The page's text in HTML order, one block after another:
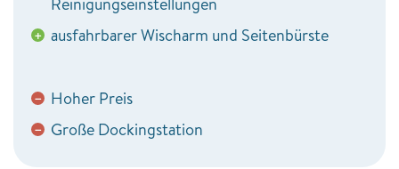
+ ausfahrbarer Wischarm und Seitenbürste
− Hoher Preis
− Große Dockingstation